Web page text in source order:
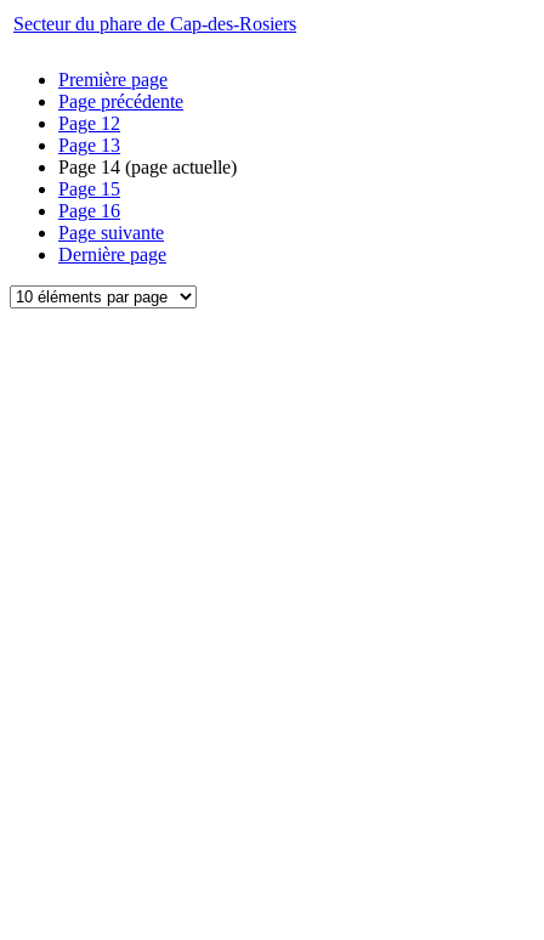
Secteur du phare de Cap-des-Rosiers
Première page
Page précédente
Page 12
Page 13
Page 14 (page actuelle)
Page 15
Page 16
Page suivante
Dernière page